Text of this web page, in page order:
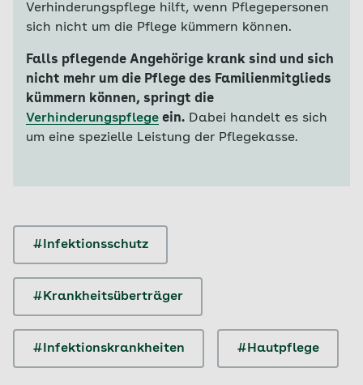
Verhinderungspflege hilft, wenn Pflegepersonen
sich nicht um die Pflege kümmern können.
Falls pflegende Angehörige krank sind und sich
nicht mehr um die Pflege des Familienmitglieds
kümmern können, springt die
Verhinderungspflege ein. Dabei handelt es sich
um eine spezielle Leistung der Pflegekasse.
#Infektionsschutz
#Krankheitsüberträger
#Infektionskrankheiten #Hautpflege